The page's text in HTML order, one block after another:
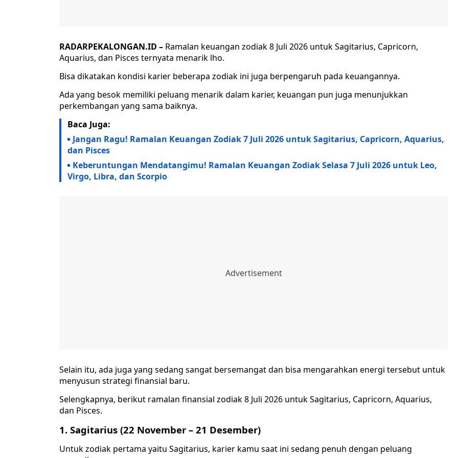
RADARPEKALONGAN.ID – Ramalan keuangan zodiak 8 Juli 2026 untuk Sagitarius, Capricorn,
Aquarius, dan Pisces ternyata menarik lho.
Bisa dikatakan kondisi karier beberapa zodiak ini juga berpengaruh pada keuangannya.
Ada yang besok memiliki peluang menarik dalam karier, keuangan pun juga menunjukkan
perkembangan yang sama baiknya.
Baca Juga:
Jangan Ragu! Ramalan Keuangan Zodiak 7 Juli 2026 untuk Sagitarius, Capricorn, Aquarius,
dan Pisces
Keberuntungan Mendatangimu! Ramalan Keuangan Zodiak Selasa 7 Juli 2026 untuk Leo,
Virgo, Libra, dan Scorpio
Selain itu, ada juga yang sedang sangat bersemangat dan bisa mengarahkan energi tersebut untuk
menyusun strategi finansial baru.
Selengkapnya, berikut ramalan finansial zodiak 8 Juli 2026 untuk Sagitarius, Capricorn, Aquarius,
dan Pisces.
1. Sagitarius (22 November – 21 Desember)
Untuk zodiak pertama yaitu Sagitarius, karier kamu saat ini sedang penuh dengan peluang